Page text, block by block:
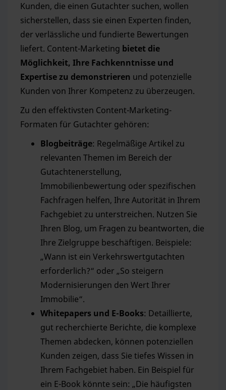
Kunden, die einen Gutachter suchen, wollen
sicherstellen, dass sie einen Experten finden,
der verlässliche und fundierte Bewertungen
liefert. Content-Marketing bietet die
Möglichkeit, Ihre Fachkenntnisse und
Expertise zu demonstrieren und potenzielle
Kunden von Ihrer Kompetenz zu überzeugen.
Zu den effektivsten Content-Marketing-
Formaten für Gutachter gehören:
Blogbeiträge: Regelmäßige Artikel zu
relevanten Themen im Bereich der
Gutachtenerstellung,
Immobilienbewertung oder spezifischen
Fachfragen helfen, Ihre Autorität in Ihrem
Fachgebiet zu unterstreichen. Nutzen Sie
Ihren Blog, um Fragen zu beantworten, die
Ihre Zielgruppe beschäftigen. Beispiele:
„Wann ist ein Verkehrswertgutachten
erforderlich?“ oder „So steigern
Modernisierungen den Wert Ihrer
Immobilie“.
Whitepapers und E-Books: Detaillierte,
gut recherchierte Berichte, die komplexe
Themen abdecken, können potenziellen
Kunden zeigen, dass Sie tiefes Wissen in
Ihrem Fachgebiet haben. Ein Beispiel für
ein E-Book könnte sein: „Die häufigsten